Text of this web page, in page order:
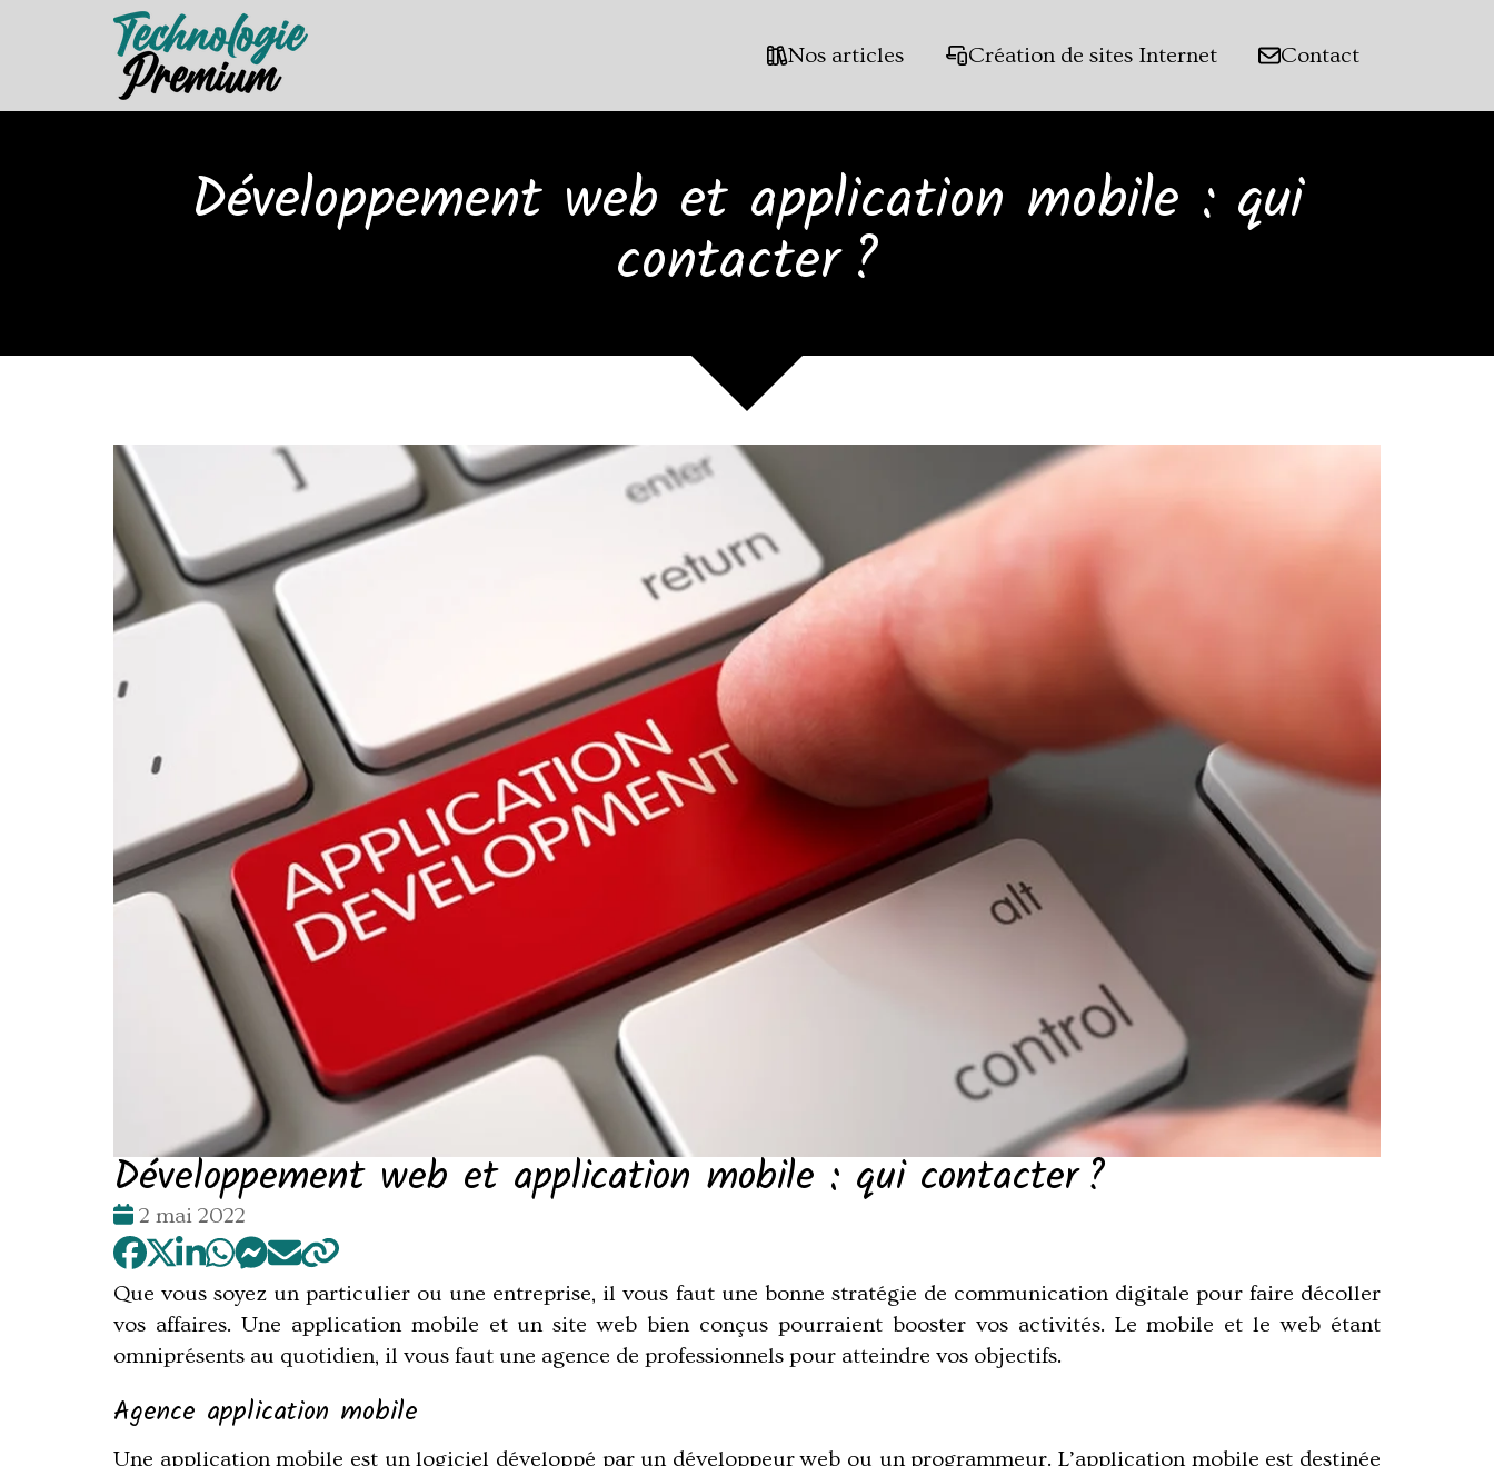
Nos articles Création de sites Internet Contact
Développement web et application mobile : qui
contacter ?
Développement web et application mobile : qui contacter ?
Date
:
2 mai 2022
Que vous soyez un particulier ou une entreprise, il vous faut une bonne stratégie de communication digitale pour faire décoller
vos affaires. Une application mobile et un site web bien conçus pourraient booster vos activités. Le mobile et le web étant
omniprésents au quotidien, il vous faut une agence de professionnels pour atteindre vos objectifs.
Agence application mobile
Une application mobile est un logiciel développé par un développeur web ou un programmeur. L’application mobile est destinée